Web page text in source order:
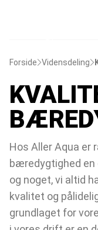
Forside Vidensdeling
Hos Aller Aqua er
bæredygtighed en
og noget, vi altid
kvalitet og
grundlaget for